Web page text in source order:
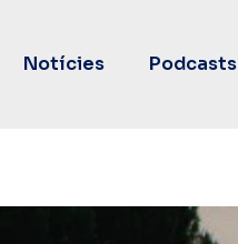
Notícies Podcasts